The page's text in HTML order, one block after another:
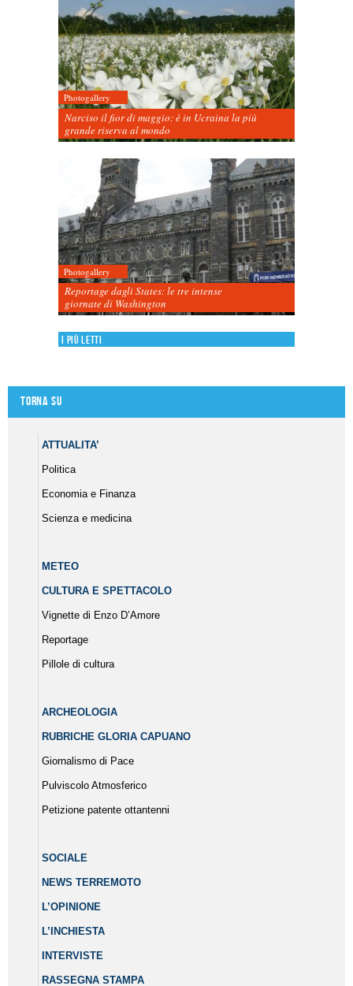
Photogallery
Narciso il fior di maggio: è in Ucraina la più
grande riserva al mondo
Photogallery
Reportage dagli States: le tre intense
giornate di Washington
I più letti
Torna su
ATTUALITA’
Politica
Economia e Finanza
Scienza e medicina
METEO
CULTURA E SPETTACOLO
Vignette di Enzo D’Amore
Reportage
Pillole di cultura
ARCHEOLOGIA
RUBRICHE GLORIA CAPUANO
Giornalismo di Pace
Pulviscolo Atmosferico
Petizione patente ottantenni
SOCIALE
NEWS TERREMOTO
L’OPINIONE
L’INCHIESTA
INTERVISTE
RASSEGNA STAMPA